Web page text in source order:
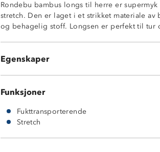
Rondebu bambus longs til herre er
stretch. Den er laget i et strikket materiale av
og behagelig stoff. Longsen er perfekt til tur
Egenskaper
95% bambusviskose og 5% spandex
Funksjoner
Fukttransporterende
Stretch